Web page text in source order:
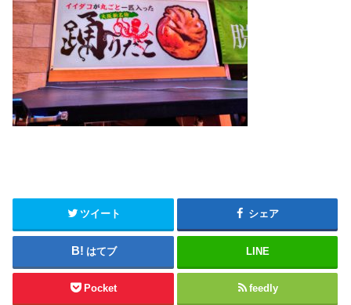
ツイート シェア
はてブ LINE
Pocket feedly